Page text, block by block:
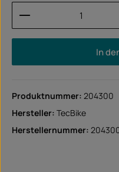
Produkt Anzahl:
In
Produktnummer: 204300
Hersteller: TecBike
Herstellernummer: